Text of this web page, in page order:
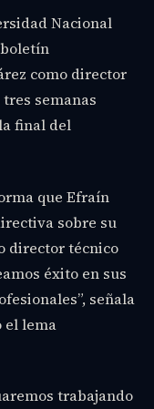
Nacional
como director
semanas
final del
que Efraín
sobre su
director técnico
éxito en sus
señala
el lema
trabajando